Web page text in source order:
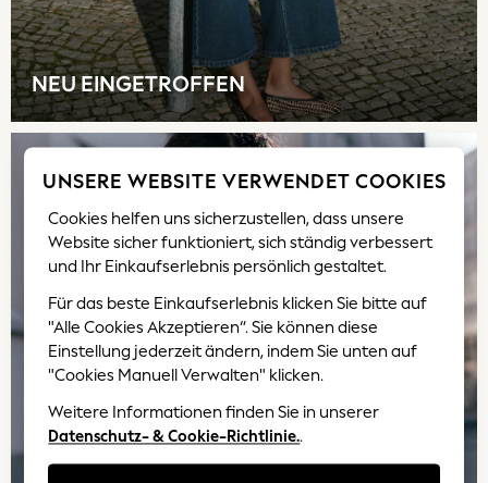
Beach Bags
Beach Towels
Birkenstock
Crocs
Havaianas
Pour Moi
Skechers
Sunglasses
GIRLS
New In
New in from Next
New In
Trending: Top & Short Sets
Trending: Clogs
THE SET
50 - 92cm
NEU EINGETROFFEN
UNSERE WEBSITE VERWENDET COOKIES
Cookies helfen uns sicherzustellen, dass unsere
Website sicher funktioniert, sich ständig verbessert
und Ihr Einkaufserlebnis persönlich gestaltet.
Für das beste Einkaufserlebnis klicken Sie bitte auf
"Alle Cookies Akzeptieren“. Sie können diese
Einstellung jederzeit ändern, indem Sie unten auf
"Cookies Manuell Verwalten" klicken.
Weitere Informationen finden Sie in unserer
Datenschutz- & Cookie-Richtlinie..